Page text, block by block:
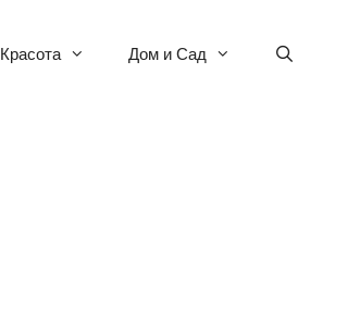
Красота Дом и Сад